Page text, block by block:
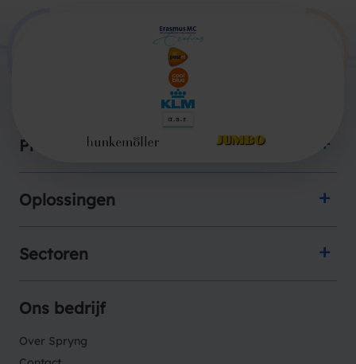
Producten
Oplossingen
Sectoren
Ons bedrijf
Over Spryng